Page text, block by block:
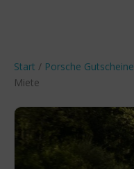
Start / Porsche Gutscheine
Miete